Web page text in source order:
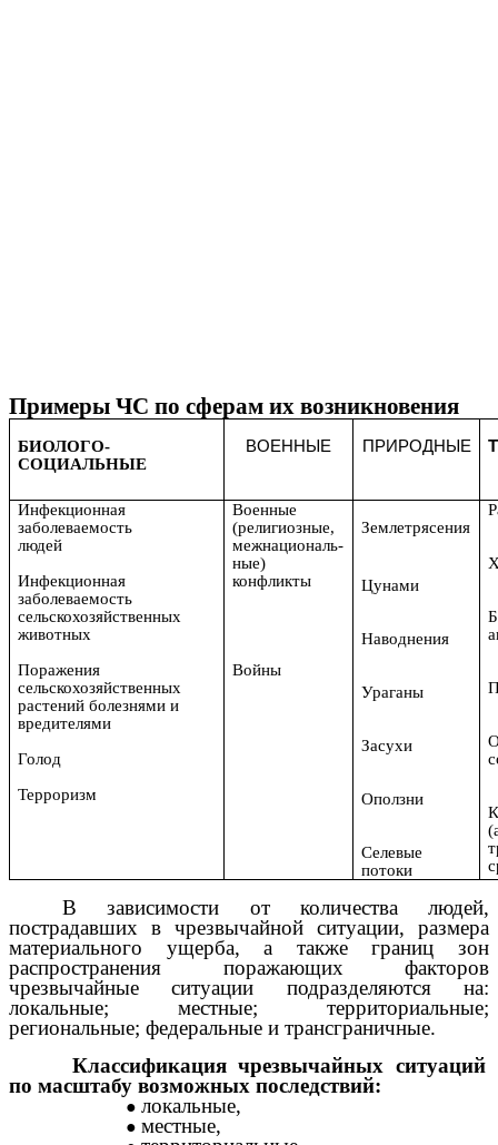
Примеры ЧС по сферам их возникновения
БИОЛОГО-
СОЦИАЛЬНЫЕ
ВОЕННЫЕ ПРИРОДНЫЕ
Инфекционная
заболеваемость
людей
Инфекционная
заболеваемость
сельскохозяйственных
животных
Поражения
сельскохозяйственных
растений болезнями и
вредителями
Голод
Терроризм
Военные
(религиозные,
межнациональ-
ные)
конфликты
Войны
Землетрясения
Цунами
Наводнения
Ураганы
Засухи
Оползни
Селевые
потоки
В зависимости от количества людей,
пострадавших в чрезвычайной ситуации, размера
материального ущерба, а также границ зон
распространения поражающих факторов
чрезвычайные ситуации подразделяются на:
локальные; местные; территориальные;
региональные; федеральные и трансграничные.
Классификация чрезвычайных ситуаций
по масштабу возможных последствий:
локальные,
местные,